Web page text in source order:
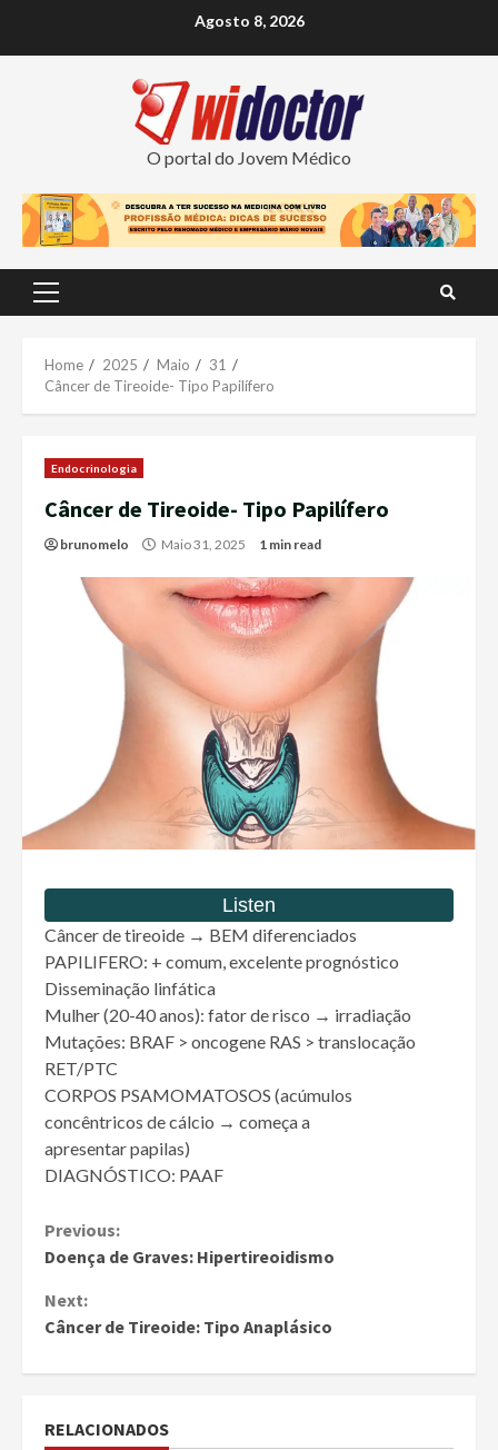
Agosto 8, 2026
O portal do Jovem Médico
Primary
Home 2025 Maio
31
Câncer de Tireoide- Tipo Papilífero
Endocrinologia
Câncer de Tireoide- Tipo Papilífero
brunomelo Maio 31, 2025 1 min read
Câncer de tireoide → BEM diferenciados
PAPILIFERO: + comum, excelente prognóstico
Disseminação linfática
Mulher (20-40 anos): fator de risco → irradiação
Mutações: BRAF > oncogene RAS > translocação
RET/PTC
CORPOS PSAMOMATOSOS (acúmulos
concêntricos de cálcio → começa a
apresentar papilas)
DIAGNÓSTICO: PAAF
Continue
Reading
Previous:
Doença de Graves: Hipertireoidismo
Next:
Câncer de Tireoide: Tipo Anaplásico
RELACIONADOS